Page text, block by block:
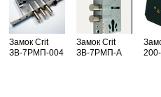
Замок Crit
ЗВ-7РМП-004
Замок Crit
ЗВ-7РМП-А